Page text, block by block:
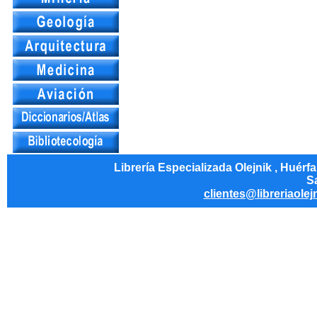
Librería Especializada Olejnik ,